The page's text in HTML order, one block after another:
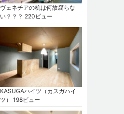
ヴェネチアの杭は何故腐らな
い？？？ 220ビュー
KASUGAハイツ（カスガハイ
ツ）
198ビュー